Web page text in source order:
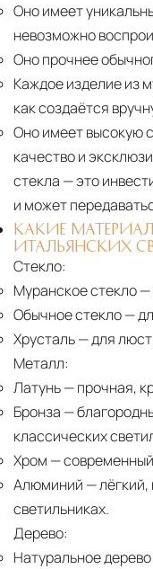
Оно имеет
невозможно
Оно прочнее
Каждое изделие из
как создаётся
Оно имеет высокую
качество и
стекла — это
и может
КАКИЕ
ИТАЛЬЯНСКИХ
Стекло:
Муранское стекло—
Обычное стекло—
Хрусталь— для
Металл:
Латунь— прочная,
Бронза —
классических
Хром —
Алюминий —
светильниках.
Дерево:
Натуральное